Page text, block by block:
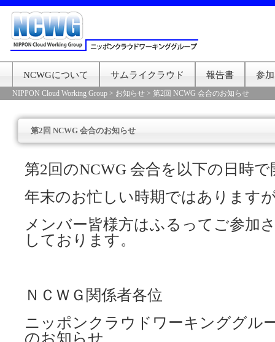
NCWGについて サムライクラウド 報告書 参
NIPPON Cloud Working Group > お知らせ > 第2回 NCWG 会合のお知らせ
第2回 NCWG 会合のお知らせ
第2回のNCWG 会合を以下の日時
年末のお忙しい時期ではあります
メンバー皆様方はふるってご参加
しております。
ＮＣＷＧ関係者各位
ニッポンクラウドワーキンググル
のお知らせ